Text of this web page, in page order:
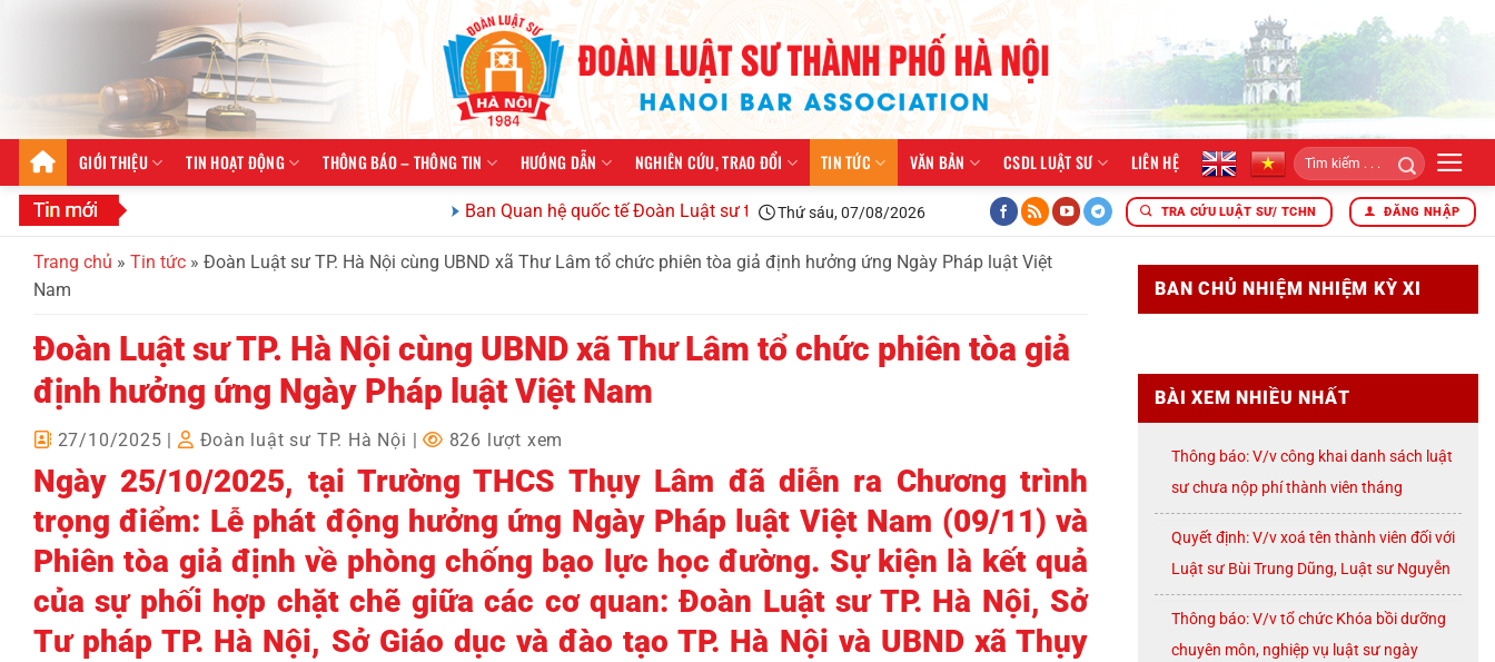
GIỚI THIỆU TIN HOẠT ĐỘNG THÔNG BÁO – THÔNG TIN HƯỚNG DẪN NGHIÊN CỨU, TRAO ĐỔI TIN TỨC VĂN BẢN CSDL LUẬT SƯ LIÊN HỆ
Ban Quan hệ quốc tế Đoàn Luật sư thành phố Hà Nội kiện toàn tổ chức, triển khai công tác năm 2026 ĐOÀN LUẬT SƯ THÀNH PHỐ
Thứ sáu, 07/08/2026 TRA CỨU LUẬT SƯ/ TCHN ĐĂNG NHẬP
Trang chủ » Tin tức » Đoàn Luật sư TP. Hà Nội cùng UBND xã Thư Lâm tổ chức phiên tòa giả định hưởng ứng Ngày Pháp luật Việt
Nam
Đoàn Luật sư TP. Hà Nội cùng UBND xã Thư Lâm tổ chức phiên tòa giả
định hưởng ứng Ngày Pháp luật Việt Nam
27/10/2025 Đoàn luật sư TP. Hà Nội | 826 lượt xem
Ngày 25/10/2025, tại Trường THCS Thụy Lâm đã diễn ra Chương trình
trọng điểm: Lễ phát động hưởng ứng Ngày Pháp luật Việt Nam (09/11) và
Phiên tòa giả định về phòng chống bạo lực học đường. Sự kiện là kết quả
của sự phối hợp chặt chẽ giữa các cơ quan: Đoàn Luật sư TP. Hà Nội, Sở
Tư pháp TP. Hà Nội, Sở Giáo dục và đào tạo TP. Hà Nội và UBND xã Thụy
BAN CHỦ NHIỆM NHIỆM KỲ XI
BÀI XEM NHIỀU NHẤT
Thông báo: V/v công khai danh sách luật
sư chưa nộp phí thành viên tháng
07/2026
Quyết định: V/v xoá tên thành viên đối với
Luật sư Bùi Trung Dũng, Luật sư Nguyễn
Thị Huế, Luật sư Trần Đình Triển, Luật sư
Lê Thị Oanh
Thông báo: V/v tổ chức Khóa bồi dưỡng
chuyên môn, nghiệp vụ luật sư ngày